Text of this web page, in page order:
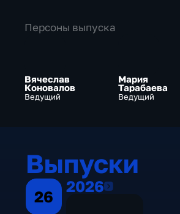
Персоны выпуска
Вячеслав
Коновалов
Ведущий
Мария
Тарабаева
Ведущий
Выпуски
26
20262026